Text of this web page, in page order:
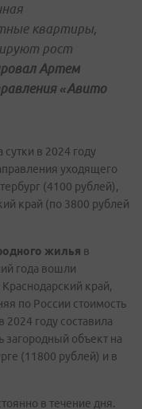
квартиры,
рост
Артем
«Авито
в 2024 году
уходящего
(4100 рублей),
край (по 3800 рублей
жилья в
года вошли
край,
по России стоимость
2024 году составила
загородный объект на
(11800 рублей) и в
в течение дня.